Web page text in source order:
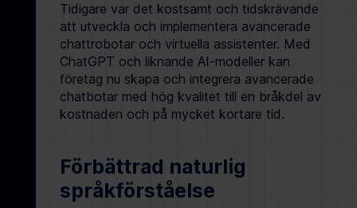
Tidigare var det kostsamt och tidskrävande
att utveckla och implementera avancerade
chattrobotar och virtuella assistenter. Med
ChatGPT och liknande AI-modeller kan
företag nu skapa och integrera avancerade
chatbotar med hög kvalitet till en bråkdel av
kostnaden och på mycket kortare tid.
Förbättrad naturlig
språkförståelse